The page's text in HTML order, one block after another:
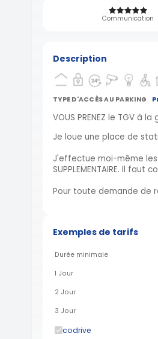
Communication
Description
TYPE D'ACCÈS AU PARKING
VOUS PRENEZ le TGV à la
Je loue une place de
J'effectue moi-même les
SUPPLEMENTAIRE. Il
Pour toute demande de
Exemples de tarifs
Durée minimale
1 Jour
2 Jour
3 Jour
codrive